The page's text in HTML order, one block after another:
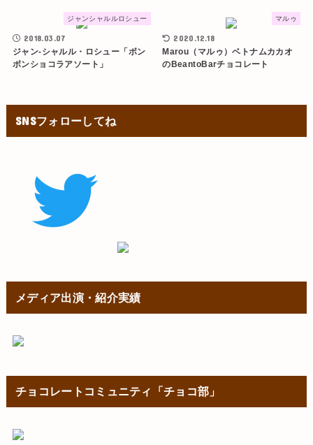
ジャンシャルルロシュー
2018.03.07
ジャン-シャルル・ロシュー「ボン
ボンショコラアソート」
マルゥ
2020.12.18
Marou（マルゥ）ベトナムカカオ
のBeantoBarチョコレート
SNSフォローしてね
メディア出演・紹介実績
チョコレートコミュニティ「チョコ部」